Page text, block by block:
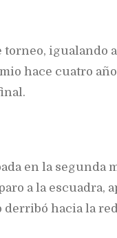
torneo, igualando
hace cuatro
en la segunda
a la escuadra,
derribó hacia la